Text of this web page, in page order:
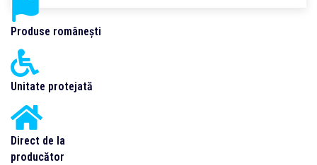
Produse românești
Unitate protejată
Direct de la
producător